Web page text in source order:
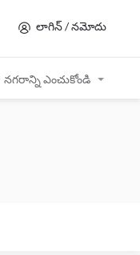
లాగిన్ / నమోదు
నగరాన్ని ఎంచుకోండి